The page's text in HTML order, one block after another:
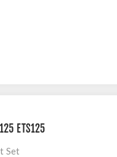
ETS125
Set